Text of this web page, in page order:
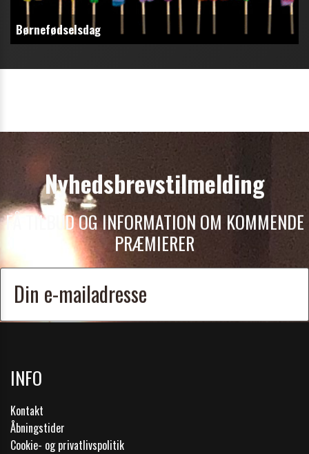
Børnefødselsdag
Nyhedsbrevstilmelding
FÅ TILBUD OG INFORMATION OM KOMMENDE
PRÆMIERER
INFO
Kontakt
Åbningstider
Cookie- og privatlivspolitik